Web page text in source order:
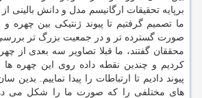
برپایه تحقیقات ارگانیسم مدل و دانش بالینی از
ما تصمیم گرفتیم تا پیوند ژنتیکی بین چهره
صورت گسترده تر و در جمعیت بزرگ تر بررسی
محققان گفتند، ما قبلا تصاویر سه بعدی از
کردیم و چندین نقطه داده روی این چهره ها
پیوند دادیم تا ارتباطات را پیدا نماییم. بدین
های مختلفی را که صورت ما را شکل می